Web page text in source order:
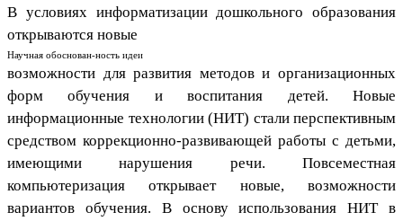
В условиях информатизации дошкольного образования
открываются новые
Научная обоснован-ность идеи
возможности для развития методов и организационных
форм обучения и воспитания детей. Новые
информационные технологии (НИТ) стали перспективным
средством коррекционно-развивающей работы с детьми,
имеющими нарушения речи. Повсеместная
компьютеризация открывает новые, возможности
вариантов обучения. В основу использования НИТ в